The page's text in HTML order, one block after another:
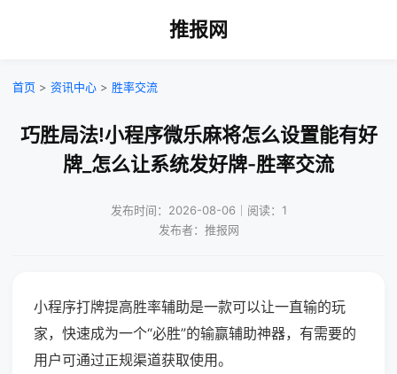
推报网
首页 > 资讯中心 > 胜率交流
巧胜局法!小程序微乐麻将怎么设置能有好
牌_怎么让系统发好牌-胜率交流
发布时间：2026-08-06｜阅读：1
发布者：推报网
小程序打牌提高胜率辅助是一款可以让一直输的玩
家，快速成为一个“必胜”的输赢辅助神器，有需要的
用户可通过正规渠道获取使用。